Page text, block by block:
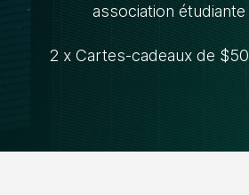
association étudiante
2 x Cartes-cadeaux de